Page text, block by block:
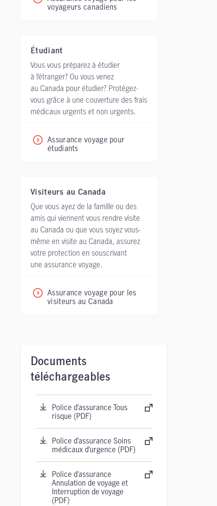
voyageurs canadiens
Étudiant
Vous vous préparez à étudier
à l’étranger? Ou vous venez
au Canada pour étudier? Protégez-
vous grâce à une couverture des frais
médicaux urgents et non urgents.
Assurance voyage pour
étudiants
Visiteurs au Canada
Que vous ayez de la famille ou des
amis qui viennent vous rendre visite
au Canada ou que vous soyez vous-
même en visite au Canada, assurez
votre protection en souscrivant
une assurance voyage.
Assurance voyage pour les
visiteurs au Canada
Documents
téléchargeables
Police d’assurance Tous
risque (PDF)
Police d’assurance Soins
médicaux d’urgence (PDF)
Police d’assurance
Annulation de voyage et
Interruption de voyage
(PDF)